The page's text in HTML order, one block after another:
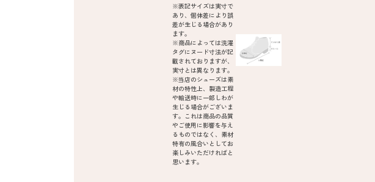
※表記サイズは実寸で
あり、個体差により誤
差が生じる場合があり
ます。
※商品によっては洗濯
タグにヌード寸法が記
載されておりますが、
実寸とは異なります。
※当店のシューズは素
材の特性上、製造工程
や輸送時に一部しわが
生じる場合がございま
す。これは商品の品質
やご使用に影響を与え
るものではなく、素材
特有の風合いとしてお
楽しみいただければと
思います。